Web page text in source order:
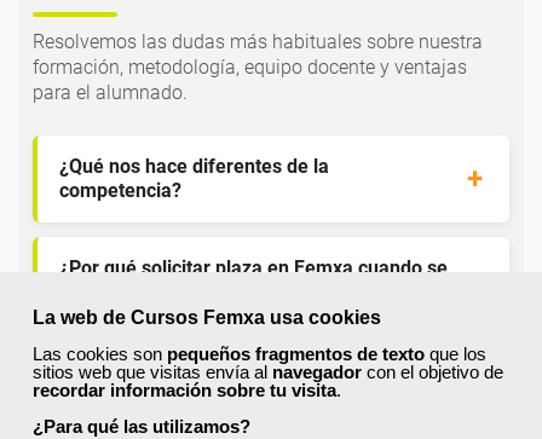
La web de Cursos Femxa usa cookies
Las cookies son pequeños fragmentos de texto que los
sitios web que visitas envía al navegador con el objetivo de
recordar información sobre tu visita.
¿Para qué las utilizamos?
Resolvemos las dudas más habituales sobre nuestra
formación, metodología, equipo docente y ventajas
para el alumnado.
¿Qué nos hace diferentes de la
competencia?
¿Por qué solicitar plaza en Femxa cuando se
¿Son los docentes un aspecto diferencial de
los cursos de Femxa?